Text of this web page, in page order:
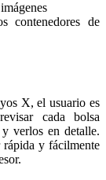
contenedores de
X, el usuario es
cada bolsa
verlos en detalle.
rápida y fácilmente